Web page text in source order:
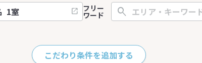
フリー
ワード
こだわり条件を追加する